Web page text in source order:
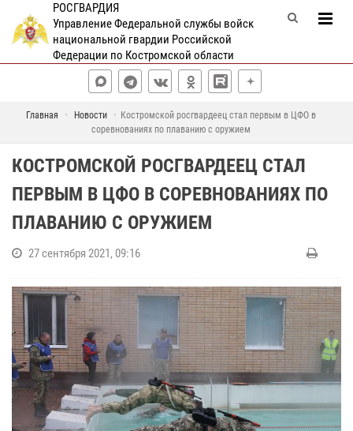
РОСГВАРДИЯ
Управление Федеральной службы войск
национальной гвардии Российской
Федерации по Костромской области
Главная Новости
Костромской росгвардеец стал первым в ЦФО в
соревнованиях по плаванию с оружием
КОСТРОМСКОЙ РОСГВАРДЕЕЦ СТАЛ
ПЕРВЫМ В ЦФО В СОРЕВНОВАНИЯХ ПО
ПЛАВАНИЮ С ОРУЖИЕМ
27 сентября 2021, 09:16